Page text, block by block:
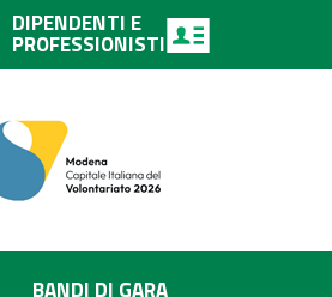
DIPENDENTI E
PROFESSIONISTI
BANDI DI GARA